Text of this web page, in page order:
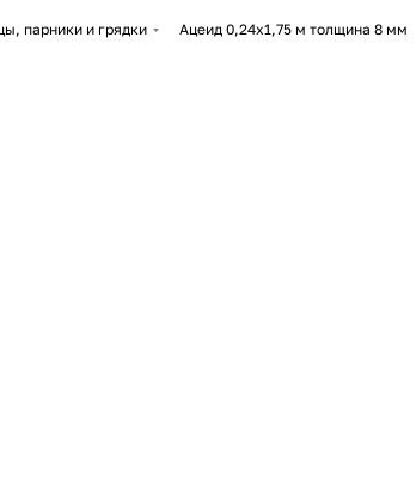
парники и грядки Ацеид 0,24х1,75 м толщина 8 мм